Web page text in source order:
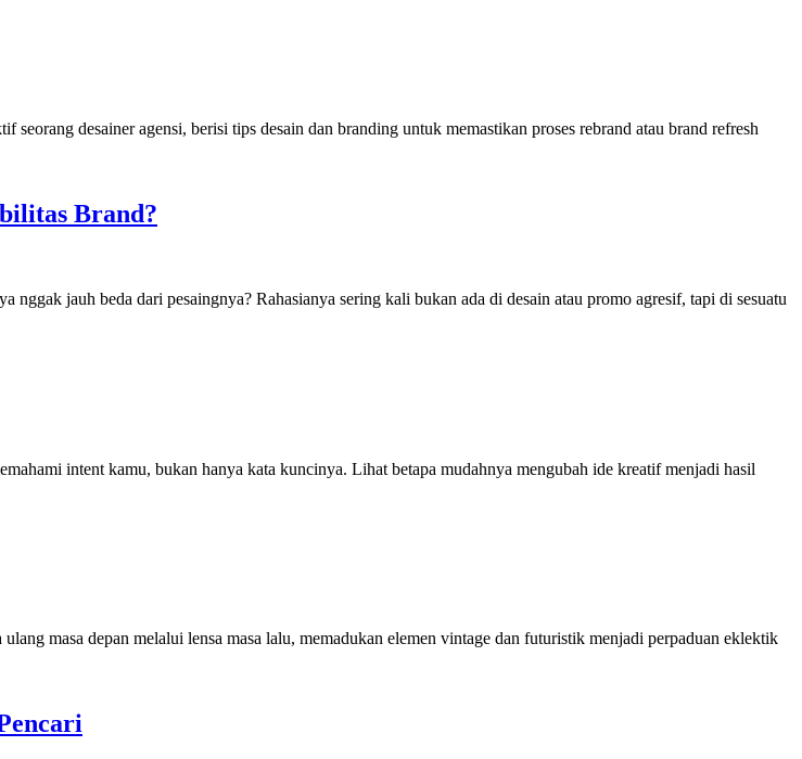
desainer agensi, berisi tips desain dan branding untuk memastikan proses rebrand atau brand refresh
Brand?
jauh beda dari pesaingnya? Rahasianya sering kali bukan ada di desain atau promo agresif, tapi di sesuatu
intent kamu, bukan hanya kata kuncinya. Lihat betapa mudahnya mengubah ide kreatif menjadi hasil
masa depan melalui lensa masa lalu, memadukan elemen vintage dan futuristik menjadi perpaduan eklektik